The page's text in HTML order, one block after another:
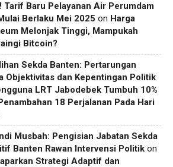
Tarif Baru Pelayanan Air Perumdam
Berlaku Mei 2025 on Harga
Melonjak Tinggi, Mampukah
Bitcoin?
Sekda Banten: Pertarungan
Objektivitas dan Kepentingan Politik
LRT Jabodebek Tumbuh 10%
18 Perjalanan Pada Hari
Musbah: Pengisian Jabatan Sekda
Banten Rawan Intervensi Politik on
Strategi Adaptif dan